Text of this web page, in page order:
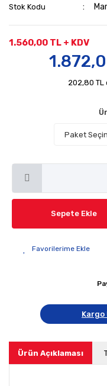
Stok Kodu
1.560,00 TL + KDV
202,80
Sepete Ekle
Ürün Açıklaması